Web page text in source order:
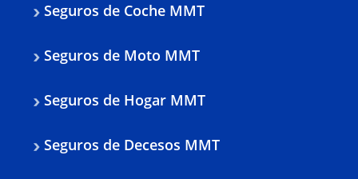
Seguros de Coche MMT
Seguros de Moto MMT
Seguros de Hogar MMT
Seguros de Decesos MMT